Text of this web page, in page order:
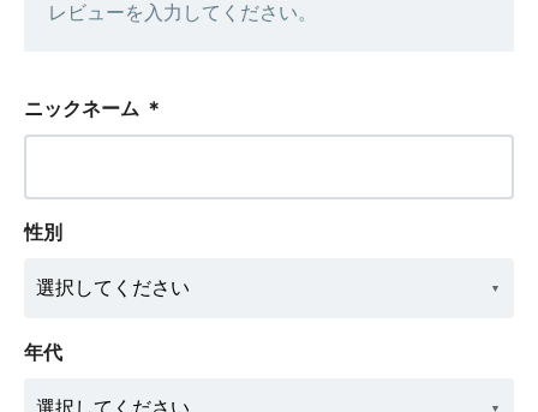
レビューを入力してください。
ニックネーム ＊
性別
年代